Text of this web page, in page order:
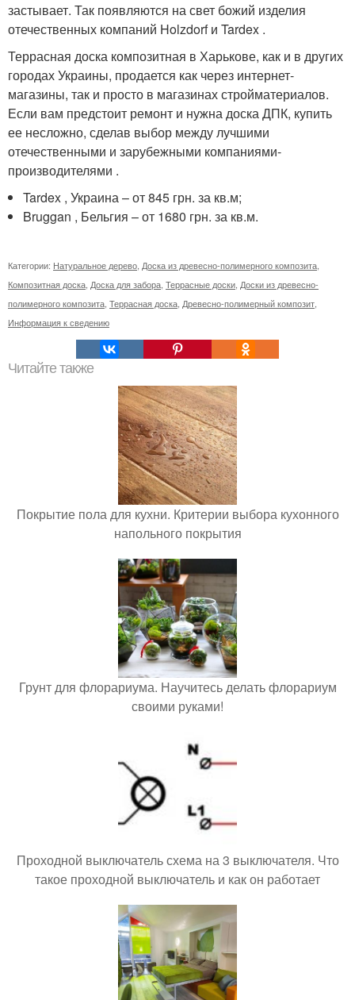
застывает. Так появляются на свет божий изделия
отечественных компаний Holzdorf и Tardex .
Террасная доска композитная в Харькове, как и в других
городах Украины, продается как через интернет-
магазины, так и просто в магазинах стройматериалов.
Если вам предстоит ремонт и нужна доска ДПК, купить
ее несложно, сделав выбор между лучшими
отечественными и зарубежными компаниями-
производителями .
Tardex , Украина – от 845 грн. за кв.м;
Bruggan , Бельгия – от 1680 грн. за кв.м.
Категории: Натуральное дерево, Доска из древесно-полимерного композита,
Композитная доска, Доска для забора, Террасные доски, Доски из древесно-
полимерного композита, Террасная доска, Древесно-полимерный композит,
Информация к сведению
Читайте также
Покрытие пола для кухни. Критерии выбора кухонного
напольного покрытия
Грунт для флорариума. Научитесь делать флорариум
своими руками!
Проходной выключатель схема на 3 выключателя. Что
такое проходной выключатель и как он работает